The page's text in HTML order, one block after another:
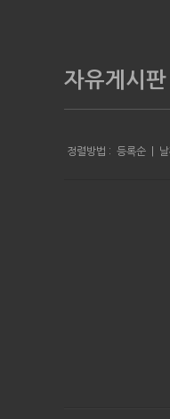
자유게시판
정렬방법 : 등록순